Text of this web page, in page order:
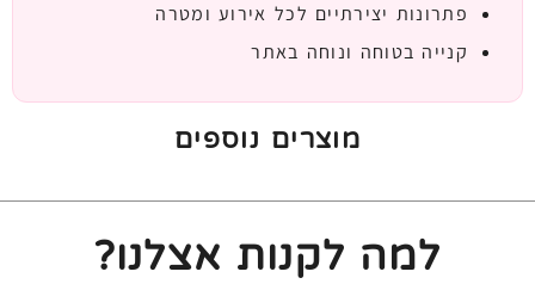
פתרונות יצירתיים לכל אירוע ומטרה
קנייה בטוחה ונוחה באתר
מוצרים נוספים
למה לקנות אצלנו?